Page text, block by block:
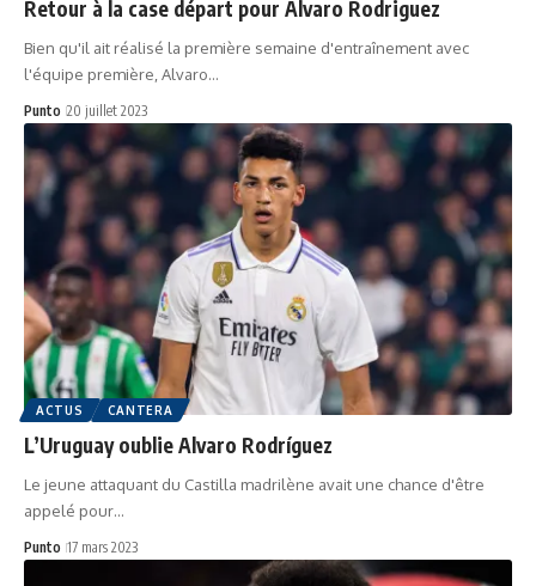
Retour à la case départ pour Alvaro Rodriguez
Bien qu'il ait réalisé la première semaine d'entraînement avec
l'équipe première, Alvaro…
Punto 20 juillet 2023
ACTUS CANTERA
L’Uruguay oublie Alvaro Rodríguez
Le jeune attaquant du Castilla madrilène avait une chance d'être
appelé pour…
Punto 17 mars 2023